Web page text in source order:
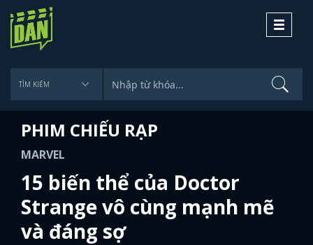
Toggle
PHIM CHIẾU RẠP
MARVEL
15 biến thể của Doctor
Strange vô cùng mạnh mẽ
và đáng sợ